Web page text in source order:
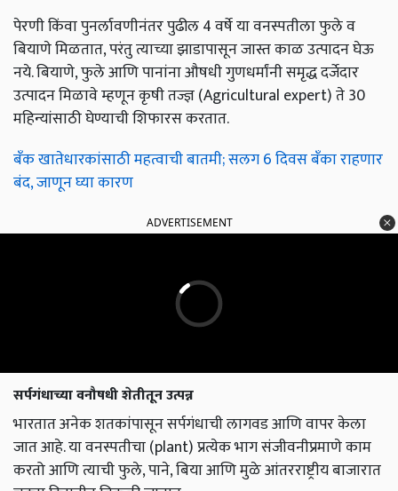
पेरणी किंवा पुनर्लावणीनंतर पुढील 4 वर्षे या वनस्पतीला फुले व
बियाणे मिळतात, परंतु त्याच्या झाडापासून जास्त काळ उत्पादन घेऊ
नये. बियाणे, फुले आणि पानांना औषधी गुणधर्मांनी समृद्ध दर्जेदार
उत्पादन मिळावे म्हणून कृषी तज्ज्ञ (Agricultural expert) ते 30
महिन्यांसाठी घेण्याची शिफारस करतात.
बँक खातेधारकांसाठी महत्वाची बातमी; सलग 6 दिवस बँका राहणार
बंद, जाणून घ्या कारण
ADVERTISEMENT
सर्पगंधाच्या वनौषधी शेतीतून उत्पन्न
भारतात अनेक शतकांपासून सर्पगंधाची लागवड आणि वापर केला
जात आहे. या वनस्पतीचा (plant) प्रत्येक भाग संजीवनीप्रमाणे काम
करतो आणि त्याची फुले, पाने, बिया आणि मुळे आंतरराष्ट्रीय बाजारात